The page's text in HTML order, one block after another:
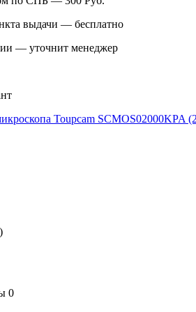
выдачи — бесплатно
— уточнит менеджер
Toupcam SCMOS02000KPA
0